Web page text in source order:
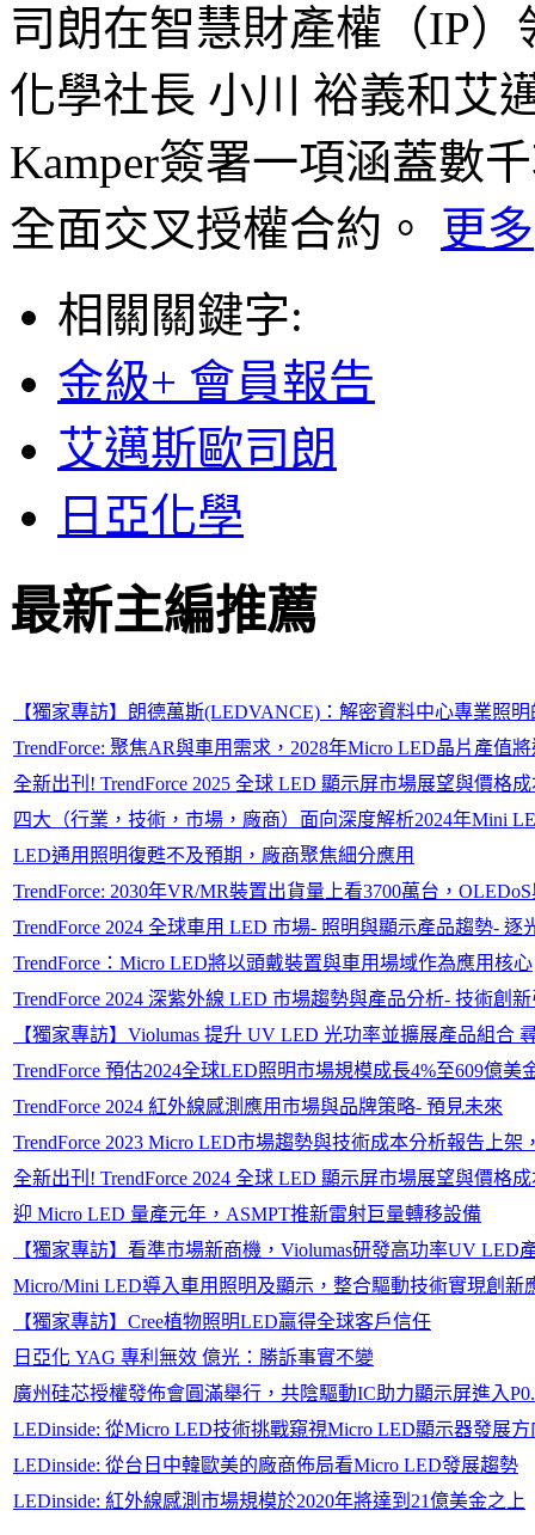
司朗在智慧財產權（IP
化學社長 小川 裕義和艾
Kamper簽署一項涵蓋數
全面交叉授權合約。 更多
相關關鍵字:
金級+ 會員報告
艾邁斯歐司朗
日亞化學
最新主編推薦
【獨家專訪】朗德萬斯(LEDVANCE)：解密資料中心專業照
TrendForce: 聚焦AR與車用需求，2028年Micro LED晶片產值
全新出刊! TrendForce 2025 全球 LED 顯示屏市場展望與價格
四大（行業，技術，市場，廠商）面向深度解析2024年Mini
LED通用照明復甦不及預期，廠商聚焦細分應用
TrendForce: 2030年VR/MR裝置出貨量上看3700萬台，
TrendForce 2024 全球車用 LED 市場- 照明與顯示產品趨勢- 逐
TrendForce：Micro LED將以頭戴裝置與車用場域作為應用核心
TrendForce 2024 深紫外線 LED 市場趨勢與產品分析- 技術創
【獨家專訪】Violumas 提升 UV LED 光功率並擴展產品組合
TrendForce 預估2024全球LED照明市場規模成長4%至609億美
TrendForce 2024 紅外線感測應用市場與品牌策略- 預見未來
TrendForce 2023 Micro LED市場趨勢與技術成本分析報告上
全新出刊! TrendForce 2024 全球 LED 顯示屏市場展望與價格
迎 Micro LED 量產元年，ASMPT推新雷射巨量轉移設備
【獨家專訪】看準市場新商機，Violumas研發高功率UV LED
Micro/Mini LED導入車用照明及顯示，整合驅動技術實現創新
【獨家專訪】Cree植物照明LED贏得全球客戶信任
日亞化 YAG 專利無效 億光：勝訴事實不變
廣州硅芯授權發佈會圓滿舉行，共陰驅動IC助力顯示屏進入
LEDinside: 從Micro LED技術挑戰窺視Micro LED顯示器發展方
LEDinside: 從台日中韓歐美的廠商佈局看Micro LED發展趨勢
LEDinside: 紅外線感測市場規模於2020年將達到21億美金之上